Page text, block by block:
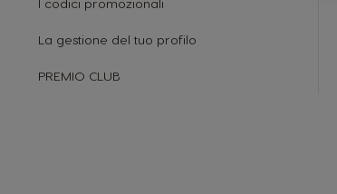
I codici promozionali
La gestione del tuo profilo
PREMIO CLUB